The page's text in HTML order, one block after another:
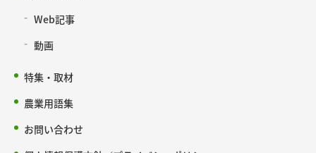
Web記事
動画
特集・取材
農業用語集
お問い合わせ